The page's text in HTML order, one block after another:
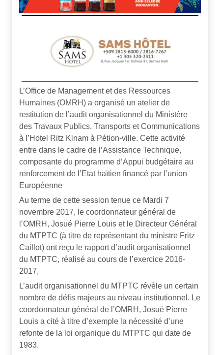
L’Office de Management et des Ressources
Humaines (OMRH) a organisé un atelier de
restitution de l’audit organisationnel du Ministère
des Travaux Publics, Transports et Communications
à l’Hotel Ritz Kinam à Pétion-ville. Cette activité
entre dans le cadre de l’Assistance Technique,
composante du programme d’Appui budgétaire au
renforcement de l’Etat haïtien financé par l’union
Européenne
Au terme de cette session tenue ce Mardi 7
novembre 2017, le coordonnateur général de
l’OMRH, Josué Pierre Louis et le Directeur Général
du MTPTC (à titre de représentant du ministre Fritz
Caillot) ont reçu le rapport d’audit organisationnel
du MTPTC, réalisé au cours de l’exercice 2016-
2017,
L’audit organisationnel du MTPTC révèle un certain
nombre de défis majeurs au niveau institutionnel. Le
coordonnateur général de l’OMRH, Josué Pierre
Louis a cité à titre d’exemple la nécessité d’une
refonte de la loi organique du MTPTC qui date de
1983.